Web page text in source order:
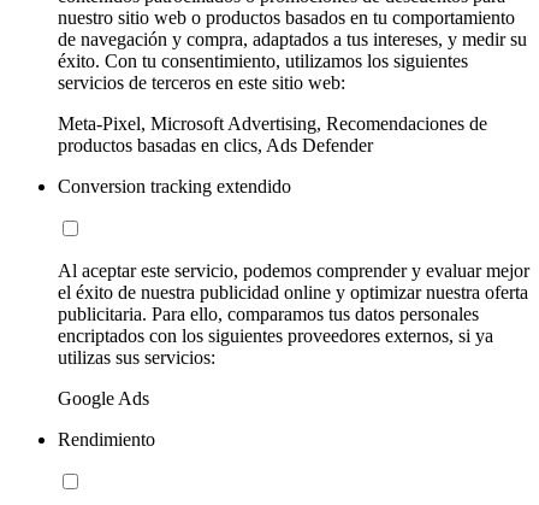
nuestro sitio web o productos basados en tu comportamiento
de navegación y compra, adaptados a tus intereses, y medir su
éxito. Con tu consentimiento, utilizamos los siguientes
servicios de terceros en este sitio web:
Meta-Pixel, Microsoft Advertising, Recomendaciones de
productos basadas en clics, Ads Defender
Conversion tracking extendido
Al aceptar este servicio, podemos comprender y evaluar mejor
el éxito de nuestra publicidad online y optimizar nuestra oferta
publicitaria. Para ello, comparamos tus datos personales
encriptados con los siguientes proveedores externos, si ya
utilizas sus servicios:
Google Ads
Rendimiento